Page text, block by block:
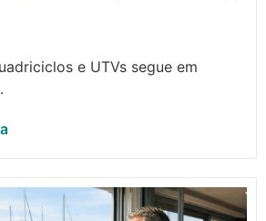
e UTVs segue em